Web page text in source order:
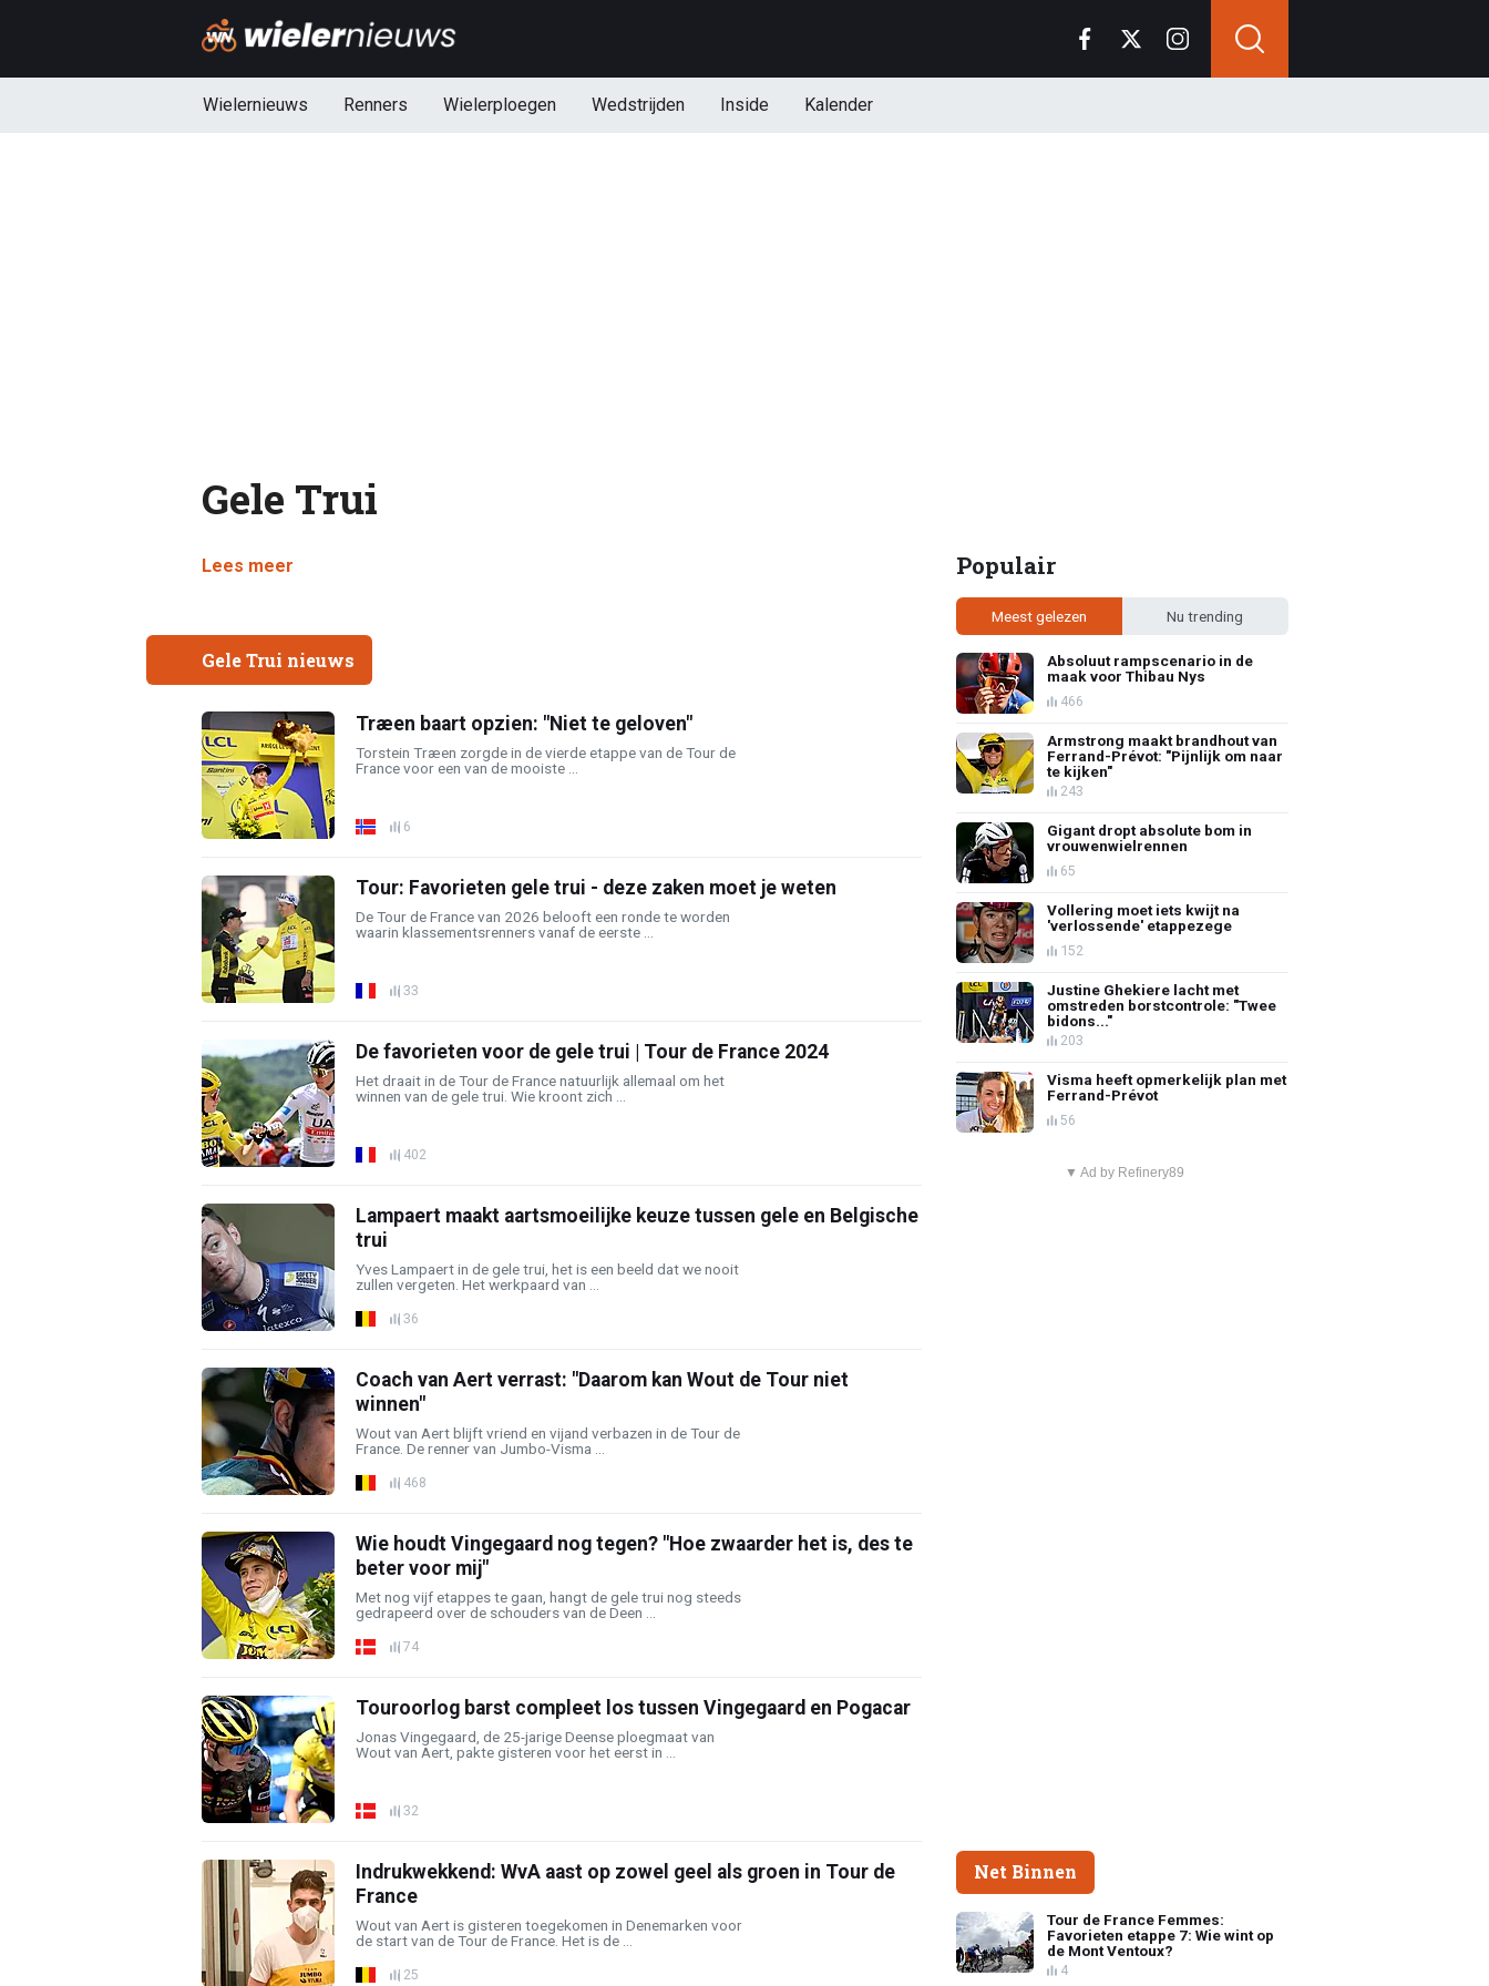
Wielernieuws Renners Wielerploegen Wedstrijden Inside Kalender
Gele Trui
Lees meer
Gele Trui nieuws
Træen baart opzien: "Niet te geloven"
Torstein Træen zorgde in de vierde etappe van de Tour de
France voor een van de mooiste ...
6
Tour: Favorieten gele trui - deze zaken moet je weten
De Tour de France van 2026 belooft een ronde te worden
waarin klassementsrenners vanaf de eerste ...
33
De favorieten voor de gele trui | Tour de France 2024
Het draait in de Tour de France natuurlijk allemaal om het
winnen van de gele trui. Wie kroont zich ...
402
Lampaert maakt aartsmoeilijke keuze tussen gele en Belgische
trui
Yves Lampaert in de gele trui, het is een beeld dat we nooit
zullen vergeten. Het werkpaard van ...
36
Coach van Aert verrast: "Daarom kan Wout de Tour niet
winnen"
Wout van Aert blijft vriend en vijand verbazen in de Tour de
France. De renner van Jumbo-Visma ...
468
Wie houdt Vingegaard nog tegen? "Hoe zwaarder het is, des te
beter voor mij"
Met nog vijf etappes te gaan, hangt de gele trui nog steeds
gedrapeerd over de schouders van de Deen ...
74
Touroorlog barst compleet los tussen Vingegaard en Pogacar
Jonas Vingegaard, de 25-jarige Deense ploegmaat van
Wout van Aert, pakte gisteren voor het eerst in ...
32
Indrukwekkend: WvA aast op zowel geel als groen in Tour de
France
Wout van Aert is gisteren toegekomen in Denemarken voor
de start van de Tour de France. Het is de ...
25
Populair
Meest gelezen Nu trending
Absoluut rampscenario in de
maak voor Thibau Nys
466
Armstrong maakt brandhout van
Ferrand-Prévot: "Pijnlijk om naar
te kijken"
243
Gigant dropt absolute bom in
vrouwenwielrennen
65
Vollering moet iets kwijt na
'verlossende' etappezege
152
Justine Ghekiere lacht met
omstreden borstcontrole: "Twee
bidons..."
203
Visma heeft opmerkelijk plan met
Ferrand-Prévot
56
▼ Ad by Refinery89
Net Binnen
Tour de France Femmes:
Favorieten etappe 7: Wie wint op
de Mont Ventoux?
4